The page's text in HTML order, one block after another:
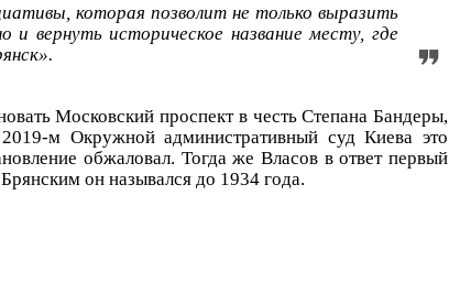
которая позволит не только выразить
вернуть историческое название месту, где
Московский проспект в честь Степана Бандеры,
м Окружной административный суд Киева это
обжаловал. Тогда же Власов в ответ первый
он назывался до 1934 года.